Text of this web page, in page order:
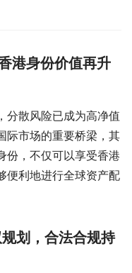
港身份价值再升
分散风险已成为高净值
际市场的重要桥梁，其
份，不仅可以享受香港
便利地进行全球资产配
划，合法合规持